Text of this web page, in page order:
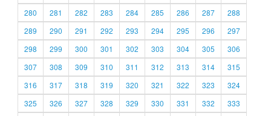
280
281 282 283 284 285 286 287
288
289
290 291 292 293 294 295 296
297
298
299 300 301 302 303 304 305
306
307
308 309 310 311 312 313 314
315
316
317 318 319 320 321 322 323
324
325
326 327 328 329 330 331 332 333